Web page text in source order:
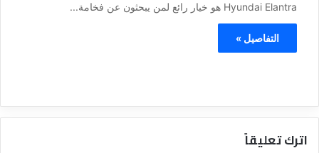
Hyundai Elantra هو خيار رائع لمن يبحثون عن فخامة...
التفاصيل »
اترك تعليقاً